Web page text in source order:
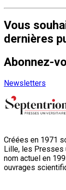
Vous
dernières
Abonnez-
Newsletters
Créées en 1971
Lille, les Presses
nom actuel en
ouvrages